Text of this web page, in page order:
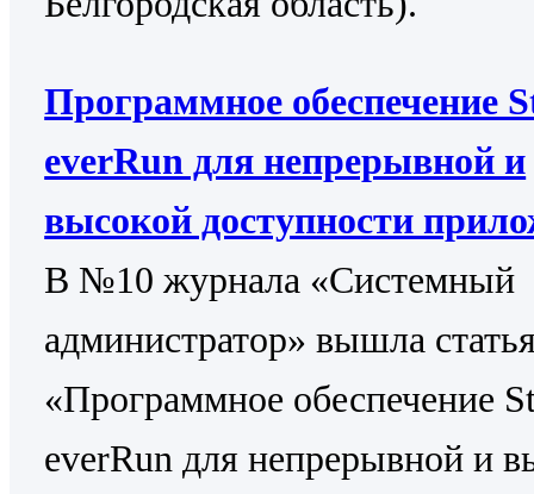
Программное обеспечение
everRun для непрерывной и
высокой доступности
В №10 журнала «Системный
администратор» вышла
«Программное обеспечение
everRun для непрерывной и